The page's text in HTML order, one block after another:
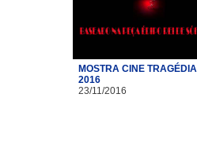
MOSTRA CINE TRAGÉDIA
2016
23/11/2016